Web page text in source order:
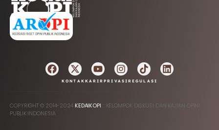
AFILIASI
KONTAK KARIRPRIVASI REGULASI
COPYRIGHT © 2014-2024 KEDAIKOPI :: KELOMPOK DISKUSI DAN KAJIAN OPINI
PUBLIK INDONESIA